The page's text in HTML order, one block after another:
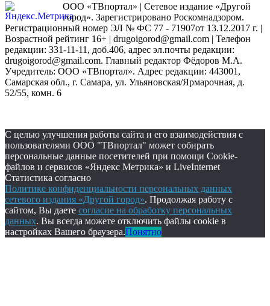
ООО «ТВпортал» | Сетевое издание «Другой
город». Зарегистрировано Роскомнадзором.
Регистрационный номер ЭЛ № ФС 77 - 71907от 13.12.2017 г. |
Возрастной рейтинг 16+ | drugoigorod@gmail.com | Телефон
редакции: 331-11-11, доб.406, адрес эл.почты редакции:
drugoigorod@gmail.com. Главный редактор Фёдоров М.А.
Учредитель: ООО «ТВпортал». Адрес редакции: 443001,
Самарская обл., г. Самара, ул. Ульяновская/Ярмарочная, д.
52/55, комн. 6
С целью улучшения работы сайта и его взаимодействия с
пользователями ООО "ТВпортал" может собирать
персональные данные посетителей при помощи Cookie-
файлов и сервисов «Яндекс Метрика» и LiveInternet
Статистика согласно
Политике конфиденциальности персональных данных
сетевого издания «Другой город». Продолжая работу с
сайтом, Вы даете согласие на обработку персональных
данных. Вы всегда можете отключить файлы cookie в
настройках Вашего браузера.Понятно